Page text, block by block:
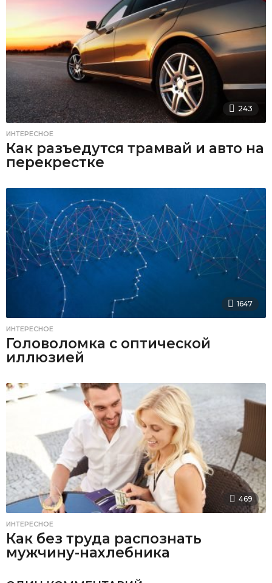
243
ИНТЕРЕСНОЕ
Как разъедутся трамвай и авто на
перекрестке
1647
ИНТЕРЕСНОЕ
Головоломка с оптической
иллюзией
469
ИНТЕРЕСНОЕ
Как без труда распознать
мужчину-нахлебника